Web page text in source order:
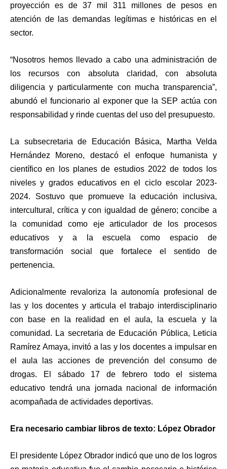
proyección es de 37 mil 311 millones de pesos en
atención de las demandas legítimas e históricas en el
sector.
“Nosotros hemos llevado a cabo una administración de
los recursos con absoluta claridad, con absoluta
diligencia y particularmente con mucha transparencia”,
abundó el funcionario al exponer que la SEP actúa con
responsabilidad y rinde cuentas del uso del presupuesto.
La subsecretaria de Educación Básica, Martha Velda
Hernández Moreno, destacó el enfoque humanista y
científico en los planes de estudios 2022 de todos los
niveles y grados educativos en el ciclo escolar 2023-
2024. Sostuvo que promueve la educación inclusiva,
intercultural, crítica y con igualdad de género; concibe a
la comunidad como eje articulador de los procesos
educativos y a la escuela como espacio de
transformación social que fortalece el sentido de
pertenencia.
Adicionalmente revaloriza la autonomía profesional de
las y los docentes y articula el trabajo interdisciplinario
con base en la realidad en el aula, la escuela y la
comunidad. La secretaria de Educación Pública, Leticia
Ramírez Amaya, invitó a las y los docentes a impulsar en
el aula las acciones de prevención del consumo de
drogas. El sábado 17 de febrero todo el sistema
educativo tendrá una jornada nacional de información
acompañada de actividades deportivas.
Era necesario cambiar libros de texto: López Obrador
El presidente López Obrador indicó que uno de los logros